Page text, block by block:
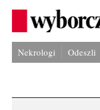
Nekrologi Odeszli